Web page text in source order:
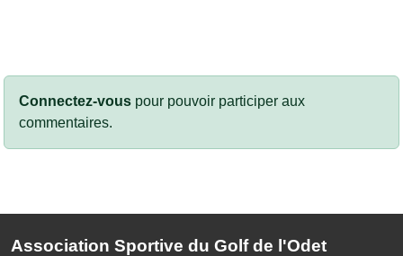
Connectez-vous pour pouvoir participer aux
commentaires.
Association Sportive du Golf de l'Odet